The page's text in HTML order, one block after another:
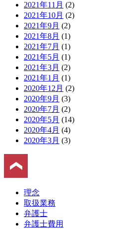
2021年11月 (2)
2021年10月 (2)
2021年9月 (2)
2021年8月 (1)
2021年7月 (1)
2021年5月 (1)
2021年3月 (2)
2021年1月 (1)
2020年12月 (2)
2020年9月 (3)
2020年7月 (2)
2020年5月 (14)
2020年4月 (4)
2020年3月 (3)
理念
取扱業務
弁護士
弁護士費用